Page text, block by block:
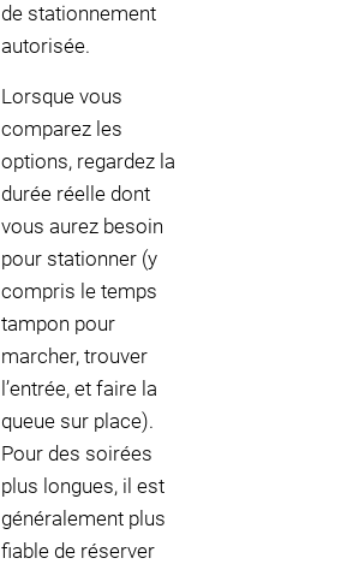
de stationnement
autorisée.
Lorsque vous
comparez les
options, regardez la
durée réelle dont
vous aurez besoin
pour stationner (y
compris le temps
tampon pour
marcher, trouver
l’entrée, et faire la
queue sur place).
Pour des soirées
plus longues, il est
généralement plus
fiable de réserver